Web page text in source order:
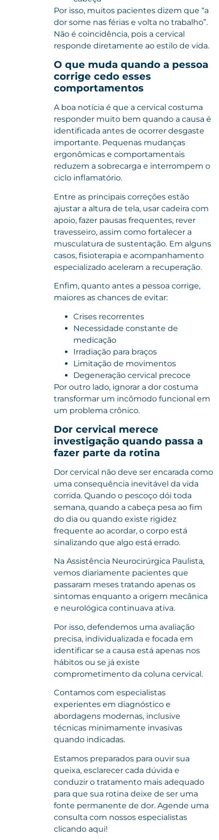
Por isso, muitos pacientes dizem que “a
dor some nas férias e volta no trabalho”.
Não é coincidência, pois a cervical
responde diretamente ao estilo de vida.
O que muda quando a pessoa
corrige cedo esses
comportamentos
A boa notícia é que a cervical costuma
responder muito bem quando a causa é
identificada antes de ocorrer desgaste
importante. Pequenas mudanças
ergonômicas e comportamentais
reduzem a sobrecarga e interrompem o
ciclo inflamatório.
Entre as principais correções estão
ajustar a altura de tela, usar cadeira com
apoio, fazer pausas frequentes, rever
travesseiro, assim como fortalecer a
musculatura de sustentação. Em alguns
casos, fisioterapia e acompanhamento
especializado aceleram a recuperação.
Enfim, quanto antes a pessoa corrige,
maiores as chances de evitar:
Crises recorrentes
Necessidade constante de
medicação
Irradiação para braços
Limitação de movimentos
Degeneração cervical precoce
Por outro lado, ignorar a dor costuma
transformar um incômodo funcional em
um problema crônico.
Dor cervical merece
investigação quando passa a
fazer parte da rotina
Dor cervical não deve ser encarada como
uma consequência inevitável da vida
corrida. Quando o pescoço dói toda
semana, quando a cabeça pesa ao fim
do dia ou quando existe rigidez
frequente ao acordar, o corpo está
sinalizando que algo está errado.
Na Assistência Neurocirúrgica Paulista,
vemos diariamente pacientes que
passaram meses tratando apenas os
sintomas enquanto a origem mecânica
e neurológica continuava ativa.
Por isso, defendemos uma avaliação
precisa, individualizada e focada em
identificar se a causa está apenas nos
hábitos ou se já existe
comprometimento da coluna cervical.
Contamos com especialistas
experientes em diagnóstico e
abordagens modernas, inclusive
técnicas minimamente invasivas
quando indicadas.
Estamos preparados para ouvir sua
queixa, esclarecer cada dúvida e
conduzir o tratamento mais adequado
para que sua rotina deixe de ser uma
fonte permanente de dor. Agende uma
consulta com nossos especialistas
clicando aqui!